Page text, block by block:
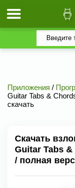
Приложения /
Guitar Tabs &
скачать
Скачать
Guitar Tabs
/ полная